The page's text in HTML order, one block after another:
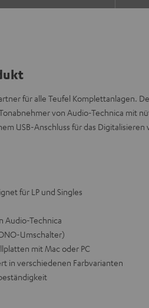
für alle Teufel Komplettanlagen.
von Audio-Technica mit
USB-Anschluss für das Digitalisieren
für LP und Singles
Audio-Technica
Umschalter)
mit Mac oder PC
in verschiedenen Farbvarianten